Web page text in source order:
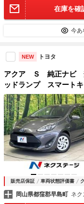
在庫を確
今あ
NEW トヨタ
アクア Ｓ 純正ナビ
ッドランプ スマート
ｈ ＥＴＣ オートハイ
販売店保証 車両状態評価書
岡山県都窪郡早島町 ネ